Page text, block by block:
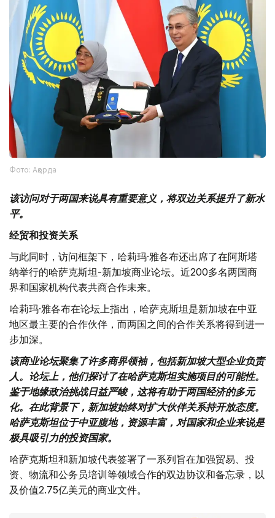
Фото: Ақорда
该访问对于两国来说具有重要意义，将双边关系提升了新水
平。
经贸和投资关系
与此同时，访问框架下，哈莉玛·雅各布还出席了在阿斯塔
纳举行的哈萨克斯坦-新加坡商业论坛。近200多名两国商
界和国家机构代表共商合作未来。
哈莉玛·雅各布在论坛上指出，哈萨克斯坦是新加坡在中亚
地区最主要的合作伙伴，而两国之间的合作关系将得到进一
步加深。
该商业论坛聚集了许多商界领袖，包括新加坡大型企业负责
人。论坛上，他们探讨了在哈萨克斯坦实施项目的可能性。
鉴于地缘政治挑战日益严峻，这将有助于两国经济的多元
化。在此背景下，新加坡始终对扩大伙伴关系持开放态度。
哈萨克斯坦位于中亚腹地，资源丰富，对国家和企业来说是
极具吸引力的投资国家。
哈萨克斯坦和新加坡代表签署了一系列旨在加强贸易、投
资、物流和公务员培训等领域合作的双边协议和备忘录，以
及价值2.75亿美元的商业文件。